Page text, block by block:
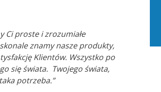
Ci proste i zrozumiałe
znamy nasze produkty,
Klientów. Wszystko po
się świata. Twojego świata,
potrzeba.”